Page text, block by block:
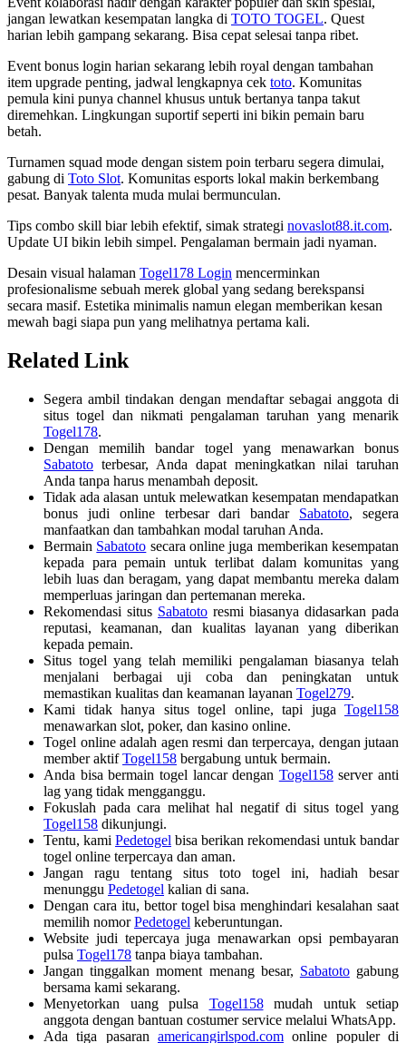
jangan lewatkan kesempatan langka di TOTO TOGEL. Quest
harian lebih gampang sekarang. Bisa cepat selesai tanpa ribet.
Event bonus login harian sekarang lebih royal dengan tambahan
item upgrade penting, jadwal lengkapnya cek toto. Komunitas
pemula kini punya channel khusus untuk bertanya tanpa takut
diremehkan. Lingkungan suportif seperti ini bikin pemain baru
betah.
Turnamen squad mode dengan sistem poin terbaru segera dimulai,
gabung di Toto Slot. Komunitas esports lokal makin berkembang
pesat. Banyak talenta muda mulai bermunculan.
Tips combo skill biar lebih efektif, simak strategi novaslot88.it.com.
Update UI bikin lebih simpel. Pengalaman bermain jadi nyaman.
Desain visual halaman Togel178 Login mencerminkan
profesionalisme sebuah merek global yang sedang berekspansi
secara masif. Estetika minimalis namun elegan memberikan kesan
mewah bagi siapa pun yang melihatnya pertama kali.
Related Link
Segera ambil tindakan dengan mendaftar sebagai anggota di
situs togel dan nikmati pengalaman taruhan yang menarik
Togel178.
Dengan memilih bandar togel yang menawarkan bonus
Sabatoto terbesar, Anda dapat meningkatkan nilai taruhan
Anda tanpa harus menambah deposit.
Tidak ada alasan untuk melewatkan kesempatan mendapatkan
bonus judi online terbesar dari bandar Sabatoto, segera
manfaatkan dan tambahkan modal taruhan Anda.
Bermain Sabatoto secara online juga memberikan kesempatan
kepada para pemain untuk terlibat dalam komunitas yang
lebih luas dan beragam, yang dapat membantu mereka dalam
memperluas jaringan dan pertemanan mereka.
Rekomendasi situs Sabatoto resmi biasanya didasarkan pada
reputasi, keamanan, dan kualitas layanan yang diberikan
kepada pemain.
Situs togel yang telah memiliki pengalaman biasanya telah
menjalani berbagai uji coba dan peningkatan untuk
memastikan kualitas dan keamanan layanan Togel279.
Kami tidak hanya situs togel online, tapi juga Togel158
menawarkan slot, poker, dan kasino online.
Togel online adalah agen resmi dan terpercaya, dengan jutaan
member aktifTogel158 bergabung untuk bermain.
Anda bisa bermain togel lancar dengan Togel158server anti
lag yang tidak mengganggu.
Fokuslah pada cara melihat hal negatif di situs togel yang
Togel158 dikunjungi.
Tentu, kami Pedetogel bisa berikan rekomendasi untuk bandar
togel online terpercaya dan aman.
Jangan ragu tentang situs toto togel ini, hadiah besar
menunggu Pedetogel kalian di sana.
Dengan cara itu, bettor togel bisa menghindari kesalahan saat
memilih nomorPedetogel keberuntungan.
Website judi tepercaya juga menawarkan opsi pembayaran
pulsa Togel178 tanpa biaya tambahan.
Jangan tinggalkan moment menang besar, Sabatotogabung
bersama kami sekarang.
Menyetorkan uang pulsa Togel158mudah untuk setiap
anggota dengan bantuan costumer service melalui WhatsApp.
Ada tiga pasaran americangirlspod.com online populer di